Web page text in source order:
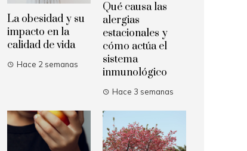
La obesidad y su
impacto en la
calidad de vida
Hace 2 semanas
Qué causa las
alergias
estacionales y
cómo actúa el
sistema
inmunológico
Hace 3 semanas